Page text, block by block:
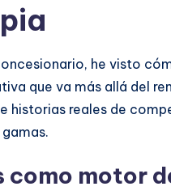
he visto
que va más allá del
historias reales de
como motor